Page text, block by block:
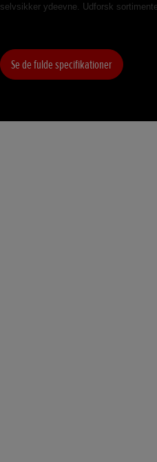
selvsikker ydeevne. Udforsk
Se de fulde specifikationer